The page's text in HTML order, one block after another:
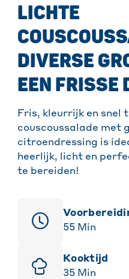
LICHTE
DIVERSE
EEN FRISSE
Fris, kleurrijk en snel
couscoussalade met
citroendressing is
heerlijk, licht en
te bereiden!
55 Min
Kooktijd
35 Min